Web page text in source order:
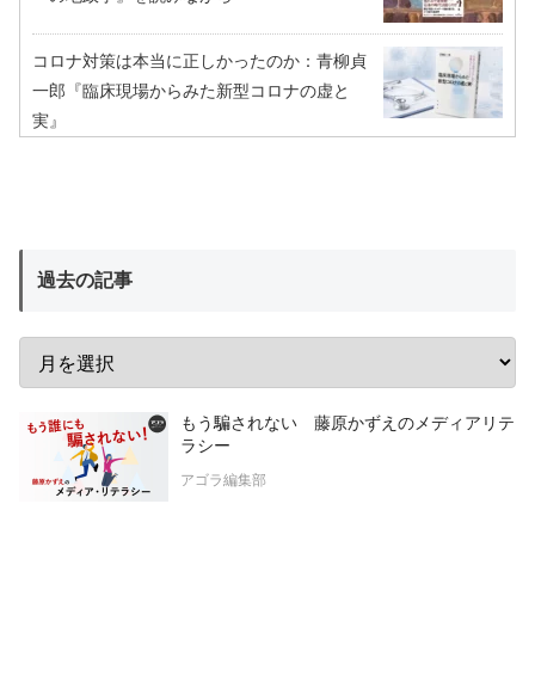
コロナ対策は本当に正しかったのか：青柳貞
一郎『臨床現場からみた新型コロナの虚と
実』
過去の記事
もう騙されない 藤原かずえのメディアリテ
ラシー
アゴラ編集部